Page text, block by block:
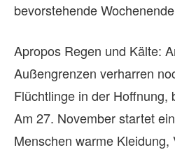
bevorstehende
Apropos Regen und Kälte:
Außengrenzen verharren
Flüchtlinge in der Hoffnung,
Am 27. November startet
Menschen warme